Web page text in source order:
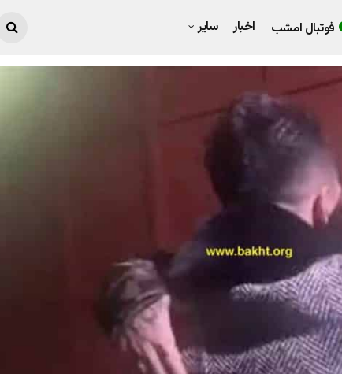
فوتبال امشب اخبار سایر